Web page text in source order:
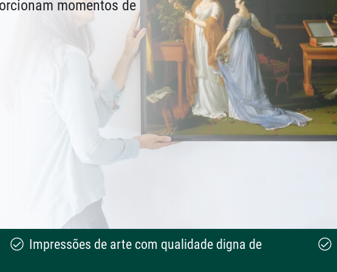
momentos de
Impressões de arte com qualidade digna de